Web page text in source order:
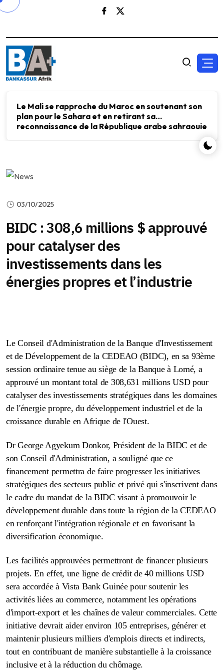
Le Mali se rapproche du Maroc en soutenant son
plan pour le Sahara et en retirant sa
reconnaissance de la République arabe sahraouie
03/10/2025
BIDC : 308,6 millions $ approuvé
pour catalyser des
investissements dans les
énergies propres et l’industrie
Le Conseil d'Administration de la Banque d'Investissement
et de Développement de la CEDEAO (BIDC), en sa 93ème
session ordinaire tenue au siège de la Banque à Lomé, a
approuvé un montant total de 308,631 millions USD pour
catalyser des investissements stratégiques dans les domaines
de l'énergie propre, du développement industriel et de la
croissance durable en Afrique de l'Ouest.
Dr George Agyekum Donkor, Président de la BIDC et de
son Conseil d'Administration, a souligné que ce
financement permettra de faire progresser les initiatives
stratégiques des secteurs public et privé qui s'inscrivent dans
le cadre du mandat de la BIDC visant à promouvoir le
développement durable dans toute la région de la CEDEAO
en renforçant l'intégration régionale et en favorisant la
diversification économique.
Les facilités approuvées permettront de financer plusieurs
projets. En effet, une ligne de crédit de 40 millions USD
sera accordée à Vista Bank Guinéepour soutenir les
activités liées au commerce, notamment les opérations
d'import-export et les chaînes de valeur commerciales. Cette
initiative devrait aider environ 105 entreprises, générer et
maintenir plusieurs milliers d'emplois directs et indirects,
tout en contribuant de manière substantielle à la croissance
inclusive et à la réduction du chômage.